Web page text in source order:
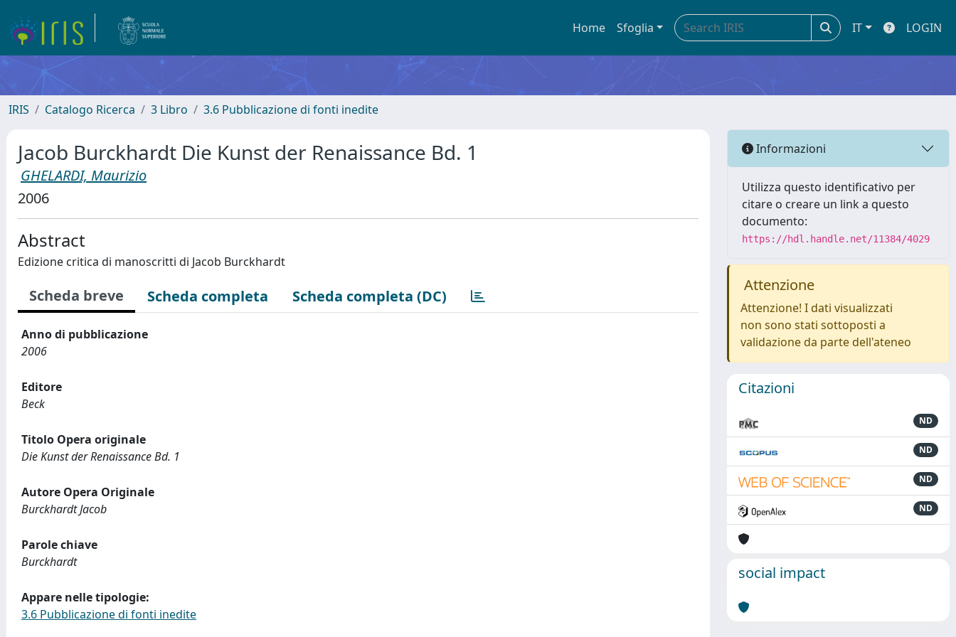
Home Sfoglia IT LOGIN
IRIS Catalogo Ricerca 3 Libro 3.6 Pubblicazione di fonti inedite
Jacob Burckhardt Die Kunst der Renaissance Bd. 1
GHELARDI, Maurizio
2006
Abstract
Edizione critica di manoscritti di Jacob Burckhardt
Scheda breve Scheda completa Scheda completa (DC)
Anno di pubblicazione
2006
Editore
Beck
Titolo Opera originale
Die Kunst der Renaissance Bd. 1
Autore Opera Originale
Burckhardt Jacob
Parole chiave
Burckhardt
Appare nelle tipologie:
3.6 Pubblicazione di fonti inedite
Informazioni
Utilizza questo identificativo per
citare o creare un link a questo
documento:
https://hdl.handle.net/11384/4029
Attenzione
Attenzione! I dati visualizzati
non sono stati sottoposti a
validazione da parte dell'ateneo
Citazioni
ND
ND
ND
ND
social impact